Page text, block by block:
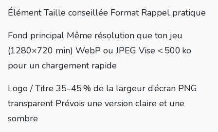
Élément Taille conseillée Format Rappel pratique
Fond principal Même résolution que ton jeu
(1280×720 min) WebP ou JPEG Vise < 500 ko
pour un chargement rapide
Logo / Titre 35–45 % de la largeur d’écran PNG
transparent Prévois une version claire et une
sombre